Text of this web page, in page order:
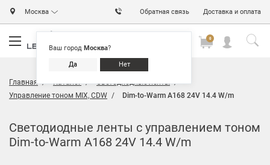
Москва
Ваш город Москва?
Да Нет
Обратная связь Доставка и оплата
0
Главная Каталог
Светодиодные ленты
Управление тоном MIX, CDW
Dim-to-Warm A168 24V 14.4 W/m
Светодиодные ленты с управлением тоном
Dim-to-Warm A168 24V 14.4 W/m